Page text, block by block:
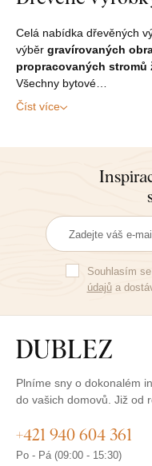
Celá nabídka dřevěných
výběr gravírovaných
propracovaných
Všechny bytové…
Číst více
Souhlasím se
údajůa
Plníme sny o dokonalém
do vašich domovů. Již od
+421 940 604 361
Po - Pá (09:00 - 15:30)